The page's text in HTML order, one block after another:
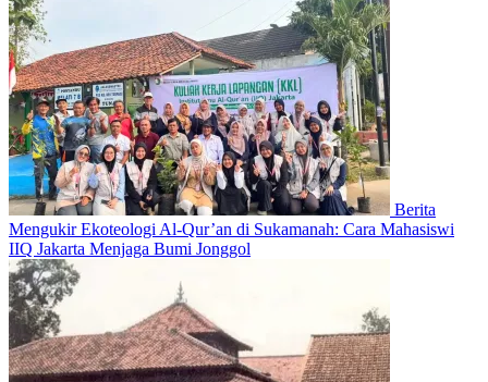
Berita
Mengukir Ekoteologi Al-Qur’an di Sukamanah: Cara Mahasiswi
IIQ Jakarta Menjaga Bumi Jonggol